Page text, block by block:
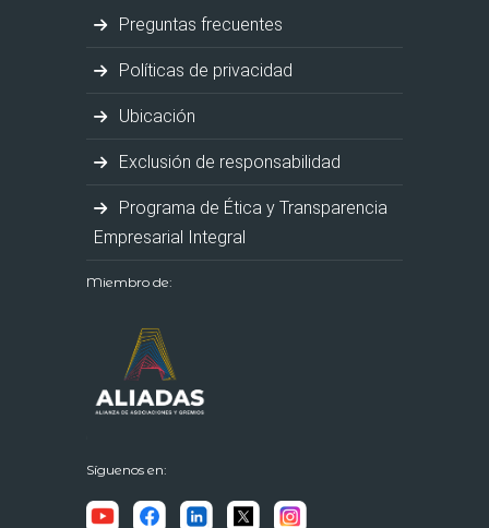
Preguntas frecuentes
Políticas de privacidad
Ubicación
Exclusión de responsabilidad
Programa de Ética y Transparencia
Empresarial Integral
Miembro de:
Síguenos en: